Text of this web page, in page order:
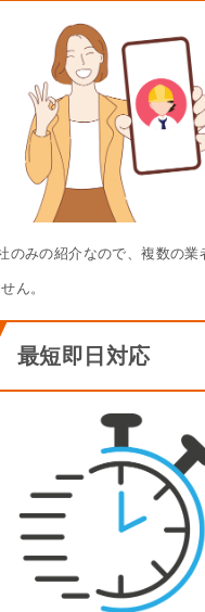
のみの紹介なので、複数の業
ん。
最短即日対応